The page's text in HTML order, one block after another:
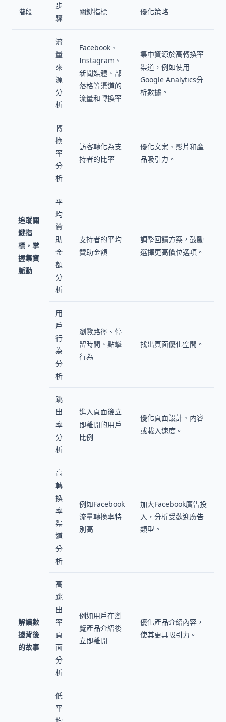
階段
步
驟
關鍵指標 優化策略
追蹤關
鍵指
標，掌
握集資
脈動
流
量
來
源
分
析
Facebook、
Instagram、
新聞媒體、部
落格等渠道的
流量和轉換率
集中資源於高轉換率
渠道，例如使用
Google Analytics分
析數據。
轉
換
率
分
析
訪客轉化為支
持者的比率
優化文案、影片和產
品吸引力。
平
均
贊
助
金
額
分
析
支持者的平均
贊助金額
調整回饋方案，鼓勵
選擇更高價位選項。
用
戶
行
為
分
析
瀏覽路徑、停
留時間、點擊
行為
找出頁面優化空間。
跳
出
率
分
析
進入頁面後立
即離開的用戶
比例
優化頁面設計、內容
或載入速度。
解讀數
據背後
的故事
高
轉
換
率
渠
道
分
析
例如Facebook
流量轉換率特
別高
加大Facebook廣告投
入，分析受歡迎廣告
類型。
高
跳
出
率
頁
面
分
析
例如用戶在瀏
覽產品介紹後
立即離開
優化產品介紹內容，
使其更具吸引力。
低
平